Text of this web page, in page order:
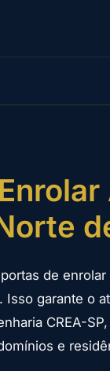
de
. Isso garante o
CREA-
e